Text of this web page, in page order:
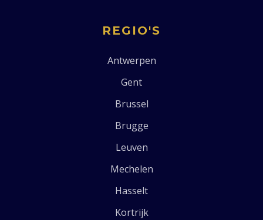
REGIO'S
Antwerpen
Gent
Brussel
Brugge
Leuven
Mechelen
Hasselt
Kortrijk